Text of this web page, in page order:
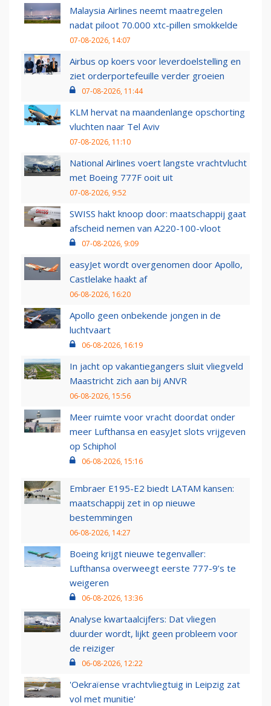
Malaysia Airlines neemt maatregelen
nadat piloot 70.000 xtc-pillen smokkelde
07-08-2026, 14:07
Airbus op koers voor leverdoelstelling en
ziet orderportefeuille verder groeien
07-08-2026, 11:44
KLM hervat na maandenlange opschorting
vluchten naar Tel Aviv
07-08-2026, 11:10
National Airlines voert langste vrachtvlucht
met Boeing 777F ooit uit
07-08-2026, 9:52
SWISS hakt knoop door: maatschappij gaat
afscheid nemen van A220-100-vloot
07-08-2026, 9:09
easyJet wordt overgenomen door Apollo,
Castlelake haakt af
06-08-2026, 16:20
Apollo geen onbekende jongen in de
luchtvaart
06-08-2026, 16:19
In jacht op vakantiegangers sluit vliegveld
Maastricht zich aan bij ANVR
06-08-2026, 15:56
Meer ruimte voor vracht doordat onder
meer Lufthansa en easyJet slots vrijgeven
op Schiphol
06-08-2026, 15:16
Embraer E195-E2 biedt LATAM kansen:
maatschappij zet in op nieuwe
bestemmingen
06-08-2026, 14:27
Boeing krijgt nieuwe tegenvaller:
Lufthansa overweegt eerste 777-9’s te
weigeren
06-08-2026, 13:36
Analyse kwartaalcijfers: Dat vliegen
duurder wordt, lijkt geen probleem voor
de reiziger
06-08-2026, 12:22
'Oekraïense vrachtvliegtuig in Leipzig zat
vol met munitie'